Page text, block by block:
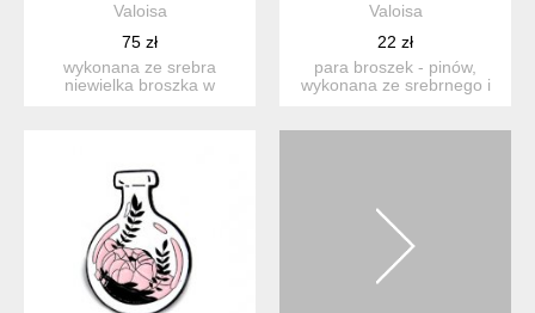
Valoisa
75 zł
wykonana ze srebra
niewielka broszka w
Valoisa
22 zł
para broszek - pinów,
wykonana ze srebrnego i